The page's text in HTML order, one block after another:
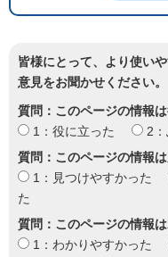
皆様にとって、より使い
意見をお聞かせください。
質問：このページの情報
1：役に立った
2
質問：このページの情報
1：見つけやすかった
た
質問：このページの情報
1：わかりやすかった